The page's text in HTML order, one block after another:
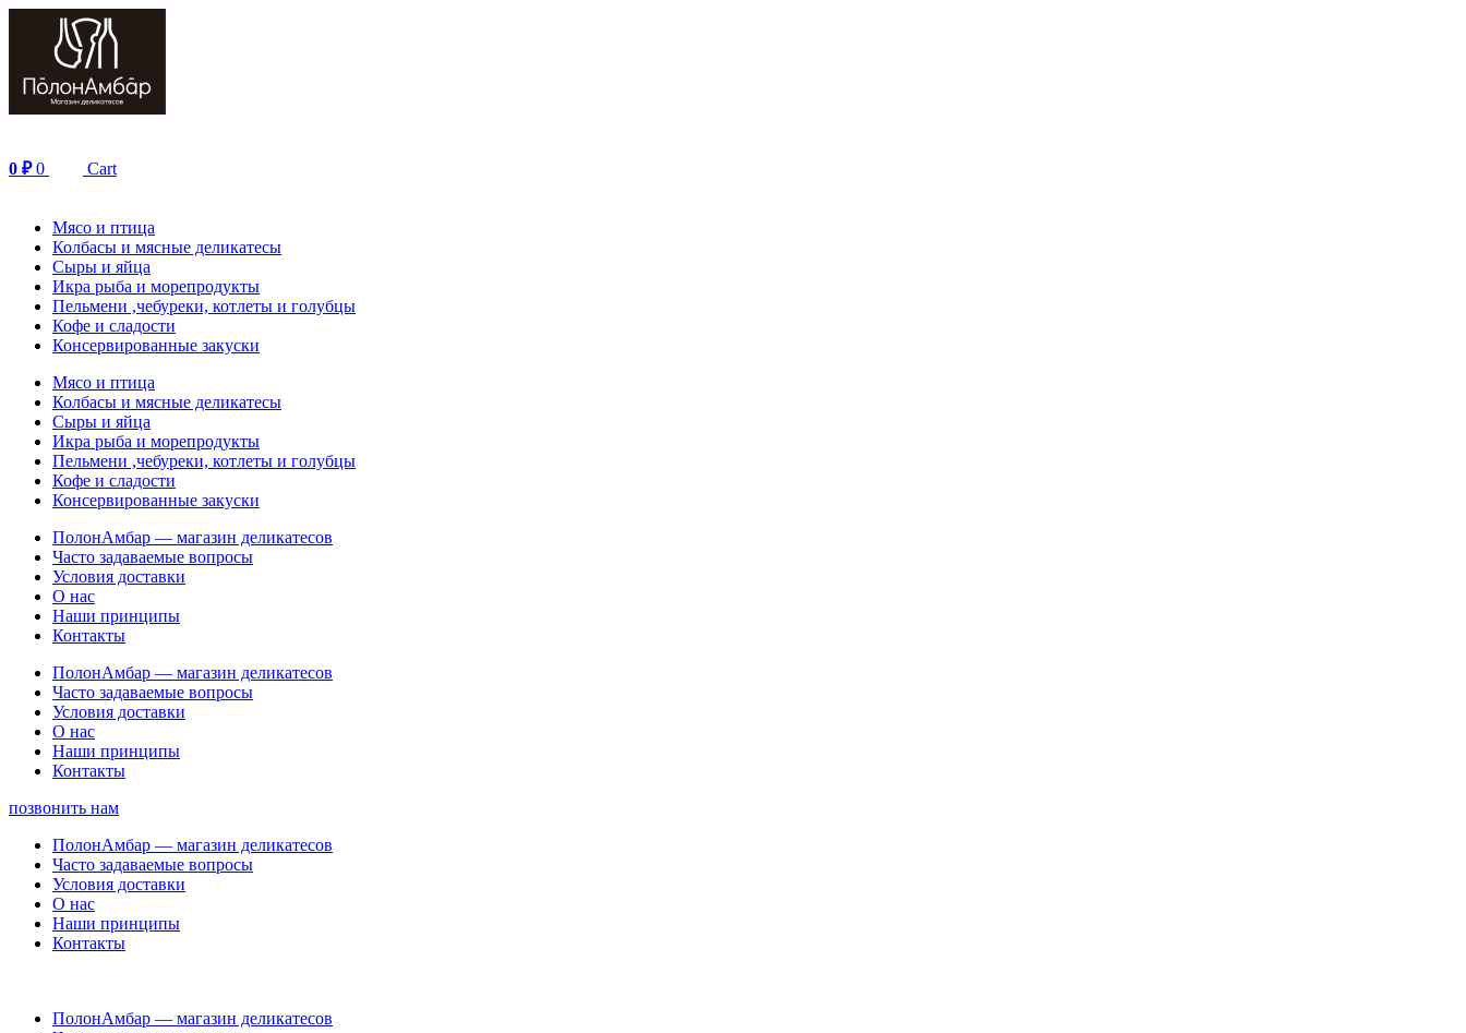
Перейти
содержимому
0 ₽ 0 Cart
Мясо и птица
Колбасы и мясные деликатесы
Сыры и яйца
Икра рыба и морепродукты
Пельмени ,чебуреки, котлеты и голубцы
Кофе и сладости
Консервированные закуски
Мясо и птица
Колбасы и мясные деликатесы
Сыры и яйца
Икра рыба и морепродукты
Пельмени ,чебуреки, котлеты и голубцы
Кофе и сладости
Консервированные закуски
ПолонАмбар — магазин деликатесов
Часто задаваемые вопросы
Условия доставки
О нас
Наши принципы
Контакты
ПолонАмбар — магазин деликатесов
Часто задаваемые вопросы
Условия доставки
О нас
Наши принципы
Контакты
позвонить нам
ПолонАмбар — магазин деликатесов
Часто задаваемые вопросы
Условия доставки
О нас
Наши принципы
Контакты
ПолонАмбар — магазин деликатесов